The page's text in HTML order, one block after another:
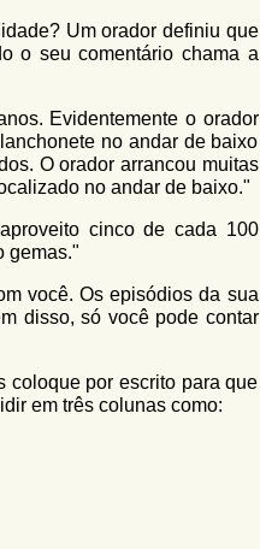
Um orador definiu que
o seu comentário chama a
Evidentemente o orador
no andar de baixo
O orador arrancou muitas
no andar de baixo."
cinco de cada 100
gemas."
você. Os episódios da sua
disso, só você pode contar
coloque por escrito para que
em três colunas como: